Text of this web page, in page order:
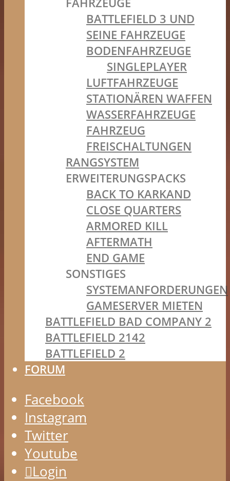
BATTLEFIELD 3 UND
SEINE FAHRZEUGE
BODENFAHRZEUGE
SINGLEPLAYER
LUFTFAHRZEUGE
STATIONÄREN WAFFEN
WASSERFAHRZEUGE
FAHRZEUG
FREISCHALTUNGEN
RANGSYSTEM
ERWEITERUNGSPACKS
BACK TO KARKAND
CLOSE QUARTERS
ARMORED KILL
AFTERMATH
END GAME
SONSTIGES
SYSTEMANFORDERUNGEN
GAMESERVER MIETEN
BATTLEFIELD BAD COMPANY 2
BATTLEFIELD 2142
BATTLEFIELD 2
FORUM
Facebook
Instagram
Twitter
Youtube
Login